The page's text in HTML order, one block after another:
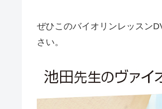
ぜひこのバイオリンレッスン
さい。